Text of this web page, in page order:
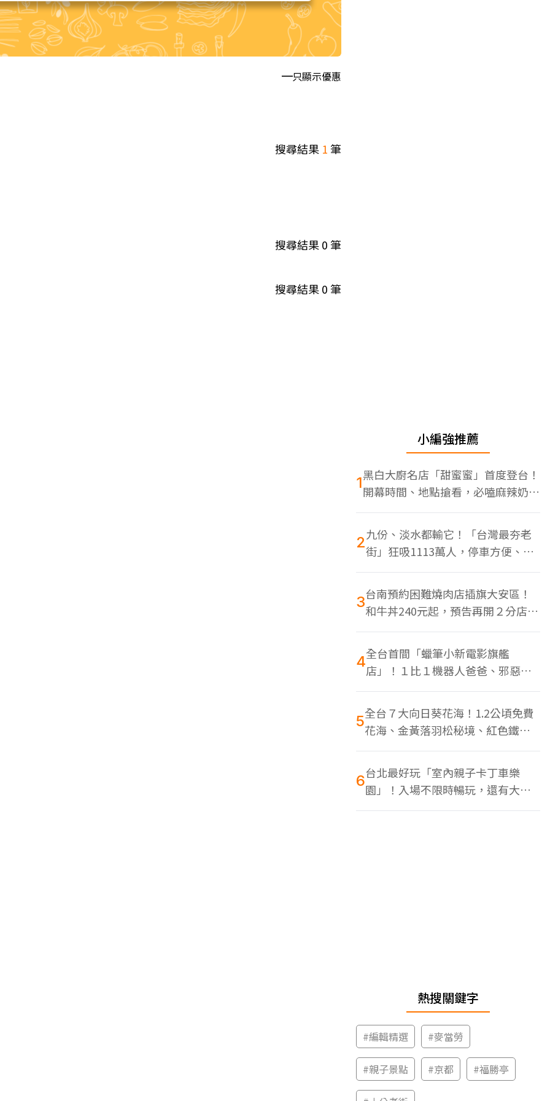
只顯示優惠
搜尋結果 1筆
搜尋結果0筆
搜尋結果0筆
小編強推薦
1黑白大廚名店「甜蜜蜜」首度登台！
開幕時間、地點搶看，必嗑麻辣奶油
蝦
2九份、淡水都輸它！「台灣最夯老
街」狂吸1113萬人，停車方便、特
色美食多
3台南預約困難燒肉店插旗大安區！
和牛丼240元起，預告再開２分店、
地點曝光
4全台首間「蠟筆小新電影旗艦
店」！１比１機器人爸爸、邪惡正
男，百款周邊買翻
5全台７大向日葵花海！1.2公頃免費
花海、金黃落羽松秘境、紅色鐵橋
同框
6台北最好玩「室內親子卡丁車樂
園」！入場不限時暢玩，還有大螢
幕Switch遊戲區
熱搜關鍵字
#編輯精選 #麥當勞
#親子景點 #京都 #福勝亭